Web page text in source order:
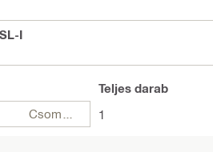
I
Teljes darab
1